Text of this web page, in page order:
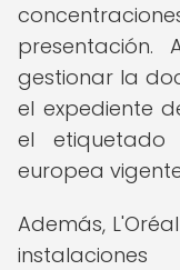
presentación.
gestionar la
el expediente
el
europea
Además,